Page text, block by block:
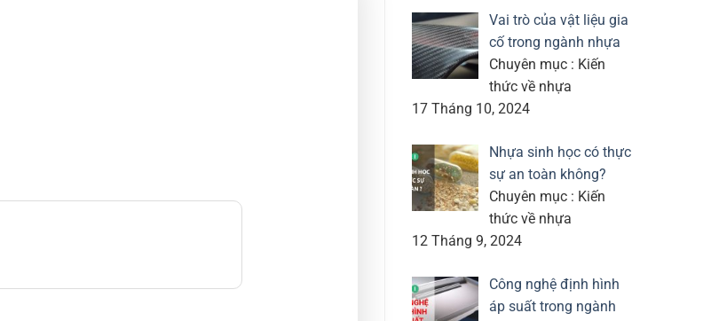
Vai trò của vật liệu gia
cố trong ngành nhựa
Chuyên mục : Kiến
thức về nhựa
17 Tháng 10, 2024
Nhựa sinh học có thực
sự an toàn không?
Chuyên mục : Kiến
thức về nhựa
12 Tháng 9, 2024
Công nghệ định hình
áp suất trong ngành